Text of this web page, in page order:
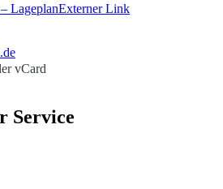
LageplanExterner Link
vCard
Service